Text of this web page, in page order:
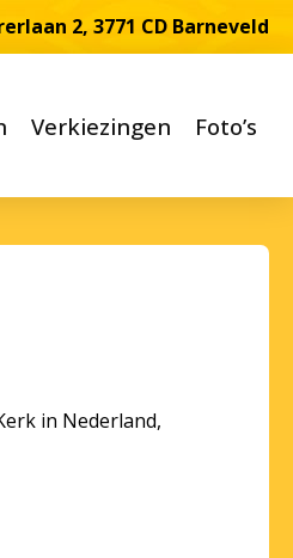
2, 3771 CD Barneveld
Verkiezingen Foto’s
in Nederland,